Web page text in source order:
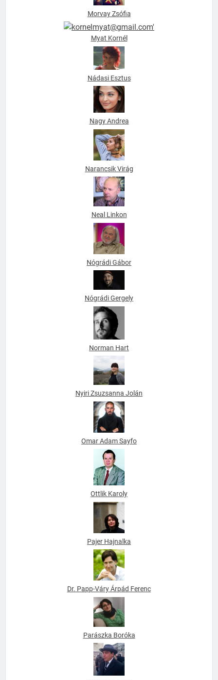
Morvay Zsófia
Myat Kornél
Nádasi Esztus
Nagy Andrea
Narancsik Virág
Neal Linkon
Nógrádi Gábor
Nógrádi Gergely
Norman Hart
Nyiri Zsuzsanna Jolán
Omar Adam Sayfo
Ottlik Karoly
Pajer Hajnalka
Dr. Papp-Váry Árpád Ferenc
Parászka Boróka